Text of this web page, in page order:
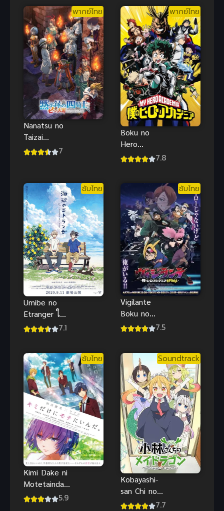
พากย์ไทย
Nanatsu no
Taizai
Mokushiroku
วิบัติ 4 อัศวิน
ภาค 2
7
พากย์ไทย
Boku no
Hero
Academia7.8
ซับไทย
Umibe no
Etranger ให้
ทะเลโอบใจ7.1
ซับไทย
Vigilante
Boku no
Hero
ฮีโร่ อคาเด
เมีย: วิจิลันเต
7.5
ซับไทย
Kimi Dake ni
Motetainda
ไอดอลหนุ่ม5.9
Soundtrack
Kobayashi-
san Chi no
Maid Dragon
7.7